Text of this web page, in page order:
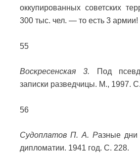
оккупированных советских
300 тыс. чел. — то есть 3 армии!
55
Воскресенская 3. Под
записки разведчицы. М., 1997.
56
Судоплатов П. А. Разные
дипломатии. 1941 год. С. 228.